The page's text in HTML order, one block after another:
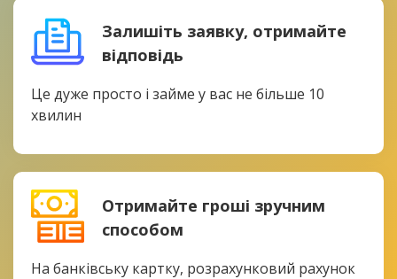
Залишіть заявку, отримайте
відповідь
Це дуже просто і займе у вас не більше 10
хвилин
Отримайте гроші зручним
способом
На банківську картку, розрахунковий рахунок